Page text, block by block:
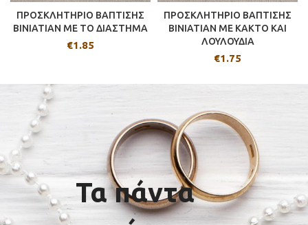
ΠΡΟΣΚΛΗΤΗΡΙΟ ΒΑΠΤΙΣΗΣ
BINIATIAN ΜΕ ΤΟ ΔΙΑΣΤΗΜΑ
€1.85
ΠΡΟΣΚΛΗΤΗΡΙΟ ΒΑΠΤΙΣΗΣ
BINIATIAN ΜΕ ΚΑΚΤΟ ΚΑΙ
ΛΟΥΛΟΥΔΙΑ
€1.75
Τα πάντα